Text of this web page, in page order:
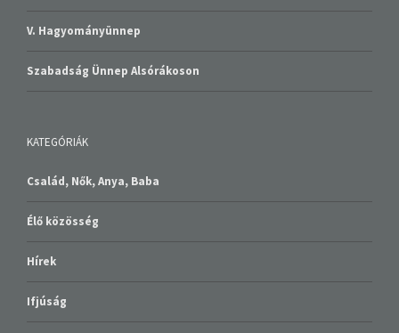
V. Hagyományünnep
Szabadság Ünnep Alsórákoson
KATEGÓRIÁK
Család, Nők, Anya, Baba
Élő közösség
Hírek
Ifjúság